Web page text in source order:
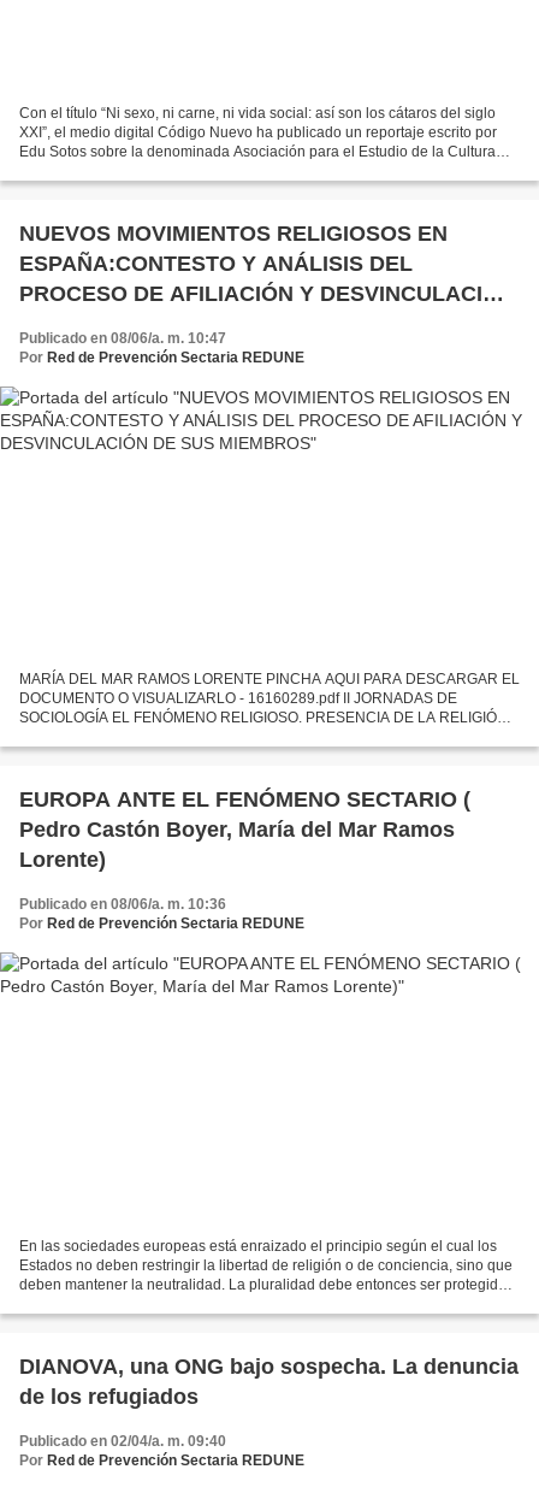
Con el título “Ni sexo, ni carne, ni vida social: así son los cátaros del siglo
XXI”, el medio digital Código Nuevo ha publicado un reportaje escrito por
Edu Sotos sobre la denominada Asociación para el Estudio de la Cultura
NUEVOS MOVIMIENTOS RELIGIOSOS EN
ESPAÑA:CONTESTO Y ANÁLISIS DEL
PROCESO DE AFILIACIÓN Y DESVINCULACIÓN
Publicado en 08/06/a. m. 10:47
Por Red de Prevención Sectaria REDUNE
MARÍA DEL MAR RAMOS LORENTE PINCHA AQUI PARA DESCARGAR EL
DOCUMENTO O VISUALIZARLO - 16160289.pdf II JORNADAS DE
SOCIOLOGÍA EL FENÓMENO RELIGIOSO. PRESENCIA DE LA RELIGIÓN
BOYER/ MARÍA DEL MAR...
EUROPA ANTE EL FENÓMENO SECTARIO (
Pedro Castón Boyer, María del Mar Ramos
Lorente)
Publicado en 08/06/a. m. 10:36
Por Red de Prevención Sectaria REDUNE
En las sociedades europeas está enraizado el principio según el cual los
Estados no deben restringir la libertad de religión o de conciencia, sino que
deben mantener la neutralidad. La pluralidad debe entonces ser protegida
DIANOVA, una ONG bajo sospecha. La denuncia
de los refugiados
Publicado en 02/04/a. m. 09:40
Por Red de Prevención Sectaria REDUNE